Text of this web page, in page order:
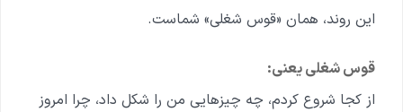
این روند، همان «قوس شغلی» شماست.
قوس شغلی یعنی:
از کجا شروع کردم، چه چیزهایی من را شکل داد، چرا امروز